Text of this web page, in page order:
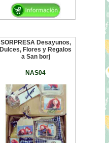
SORPRESA Desayunos,
Dulces, Flores y Regalos
a San borj
NAS04